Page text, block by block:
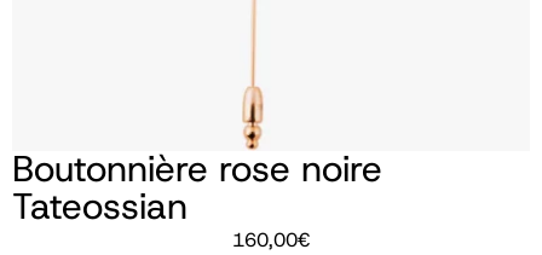
Boutonnière rose noire
Tateossian
160,00€